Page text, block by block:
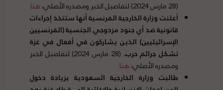
(28 مارس 2024) لتفاصيل الخبر ومصدره الأصلي،
هنا
أعلنت وزارة الخارجية الفرنسية أنها ستتخذ إجراءات
قانونية ضد أي جنود مزدوجي الجنسية(الفرنسيين
الإسرائيليين) الذين يشاركون في أفعال في غزة
تشكل جرائم حرب.
(28 مارس 2024) لتفاصيل الخبر
ومصدره الأصلي،هنا
طالبت وزارة الخارجية السعودية بزيادة دخول